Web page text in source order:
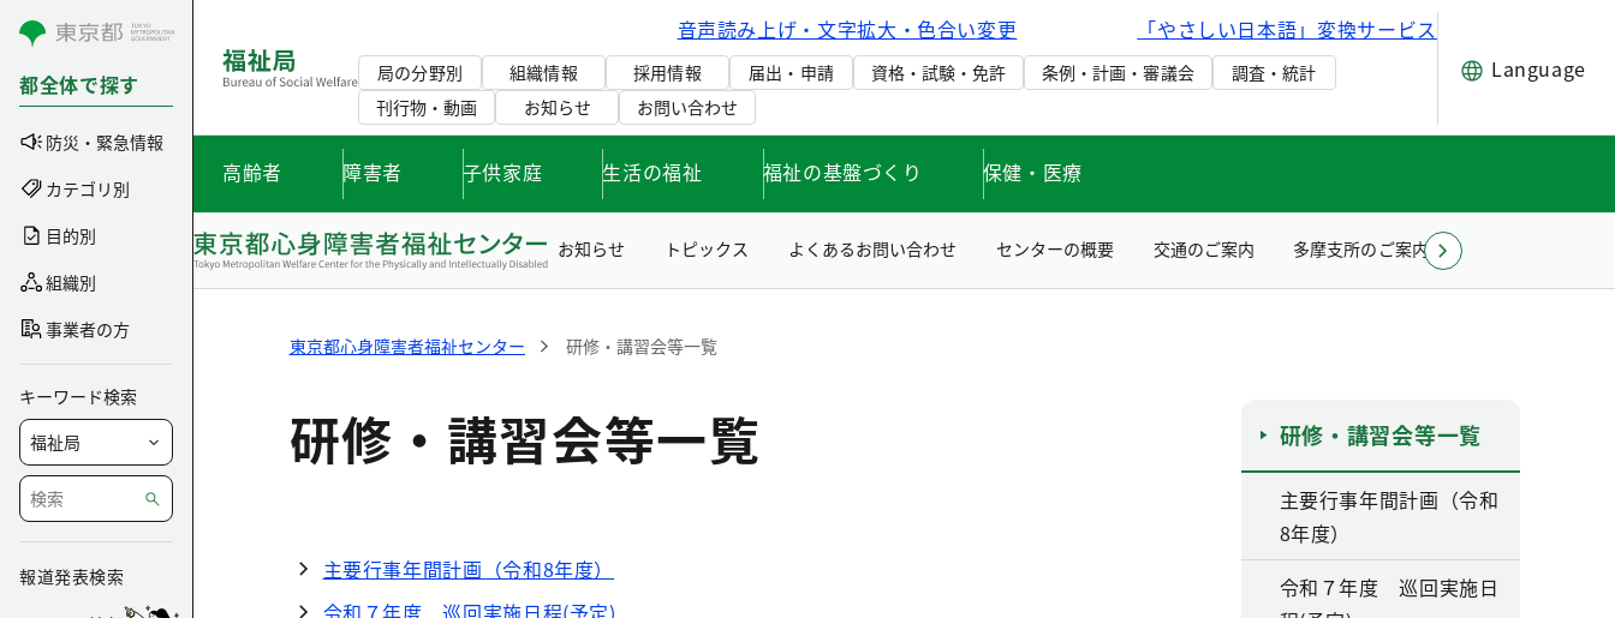
コンテンツにスキップ
都全体で探す
防災・緊急情報
カテゴリ別
目的別
組織別
事業者の方
キーワード検索
報道発表検索
音声読み上げ・文字拡大・色合い変更 「やさしい日本語」変換サービス
局の分野別 組織情報 採用情報 届出・申請 資格・試験・免許 条例・計画・審議会
調査・統計
刊行物・動画
お知らせ お問い合わせ
Language
高齢者 障害者 子供家庭 生活の福祉 福祉の基盤づくり 保健・医療
お知らせ トピックス よくあるお問い合わせ センターの概要 交通のご案内 多摩支所のご案内
東京都心身障害者福祉センター 研修・講習会等一覧
研修・講習会等一覧
主要行事年間計画（令和8年度）
令和７年度 巡回実施日程(予定)
研修・講習会等一覧
主要行事年間計画（令和
8年度）
令和７年度 巡回実施日